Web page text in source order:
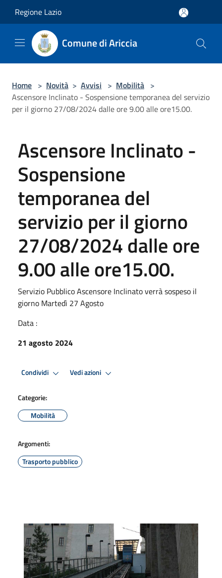
Regione Lazio
Comune di Ariccia
Home > Novità > Avvisi > Mobilità >
Ascensore Inclinato - Sospensione temporanea del servizio
per il giorno 27/08/2024 dalle ore 9.00 alle ore15.00.
Ascensore Inclinato -
Sospensione
temporanea del
servizio per il giorno
27/08/2024 dalle ore
9.00 alle ore15.00.
Servizio Pubblico Ascensore Inclinato verrà sospeso il
giorno Martedì 27 Agosto
Data :
21 agosto 2024
Condividi Vedi azioni
Categorie:
Mobilità
Argomenti:
Trasporto pubblico